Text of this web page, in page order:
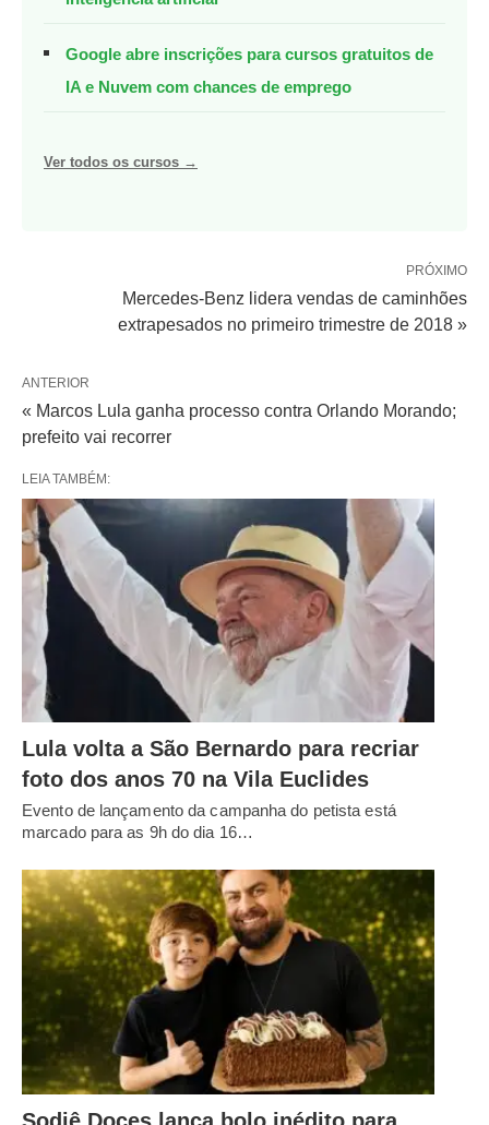
Google abre inscrições para cursos gratuitos de
IA e Nuvem com chances de emprego
Ver todos os cursos →
PRÓXIMO
Mercedes-Benz lidera vendas de caminhões
extrapesados no primeiro trimestre de 2018 »
ANTERIOR
« Marcos Lula ganha processo contra Orlando Morando;
prefeito vai recorrer
LEIA TAMBÉM:
Lula volta a São Bernardo para recriar
foto dos anos 70 na Vila Euclides
Evento de lançamento da campanha do petista está
marcado para as 9h do dia 16…